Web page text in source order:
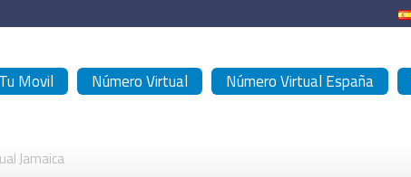
Movil Número Virtual Número Virtual España
Jamaica